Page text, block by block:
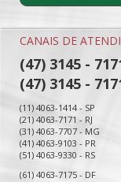
CANAIS DE
(47) 3145 -
(47) 3145 -
(11) 4063-1414 - SP
(21) 4063-7171 - RJ
(31) 4063-7707 - MG
(41) 4063-9103 - PR
(51) 4063-9330 - RS
(61) 4063-7175 - DF